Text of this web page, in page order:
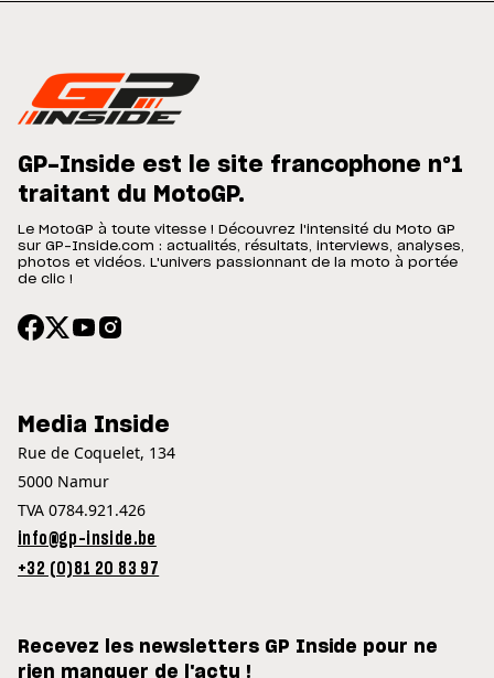
GP-Inside est le site francophone n°1
traitant du MotoGP.
Le MotoGP à toute vitesse ! Découvrez l'intensité du Moto GP
sur GP-Inside.com : actualités, résultats, interviews, analyses,
photos et vidéos. L'univers passionnant de la moto à portée
de clic !
Media Inside
Rue de Coquelet, 134
5000 Namur
TVA 0784.921.426
info@gp-inside.be
+32 (0)81 20 83 97
Recevez les newsletters GP Inside pour ne
rien manquer de l'actu !